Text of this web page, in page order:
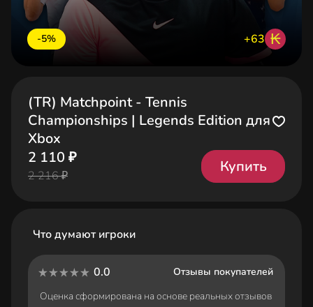
-5% +63 ₭
(TR) Matchpoint - Tennis
Championships | Legends Edition для
Xbox
2 110 ₽
2 216 ₽
Купить
Что думают игроки
0.0
Отзывы покупателей
Оценка сформирована на основе реальных отзывов